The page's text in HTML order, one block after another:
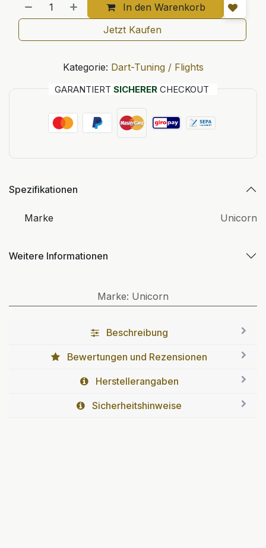
In den Warenkorb
Jetzt Kaufen
Kategorie: Dart-Tuning / Flights
GARANTIERT SICHERER CHECKOUT
Spezifikationen
Marke Unicorn
Weitere Informationen
Marke: Unicorn
Beschreibung
Bewertungen und Rezensionen
Herstellerangaben
Sicherheitshinweise